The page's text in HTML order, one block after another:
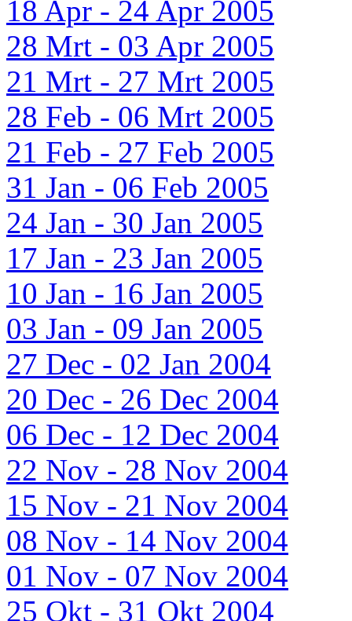
18 Apr - 24 Apr 2005
28 Mrt - 03 Apr 2005
21 Mrt - 27 Mrt 2005
28 Feb - 06 Mrt 2005
21 Feb - 27 Feb 2005
31 Jan - 06 Feb 2005
24 Jan - 30 Jan 2005
17 Jan - 23 Jan 2005
10 Jan - 16 Jan 2005
03 Jan - 09 Jan 2005
27 Dec - 02 Jan 2004
20 Dec - 26 Dec 2004
06 Dec - 12 Dec 2004
22 Nov - 28 Nov 2004
15 Nov - 21 Nov 2004
08 Nov - 14 Nov 2004
01 Nov - 07 Nov 2004
25 Okt - 31 Okt 2004